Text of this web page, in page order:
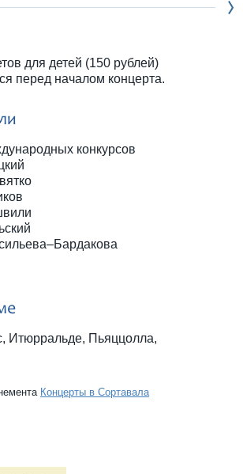
для детей (150 рублей)
перед началом концерта.
конкурсов
Итюрральде, Пьяццолла,
Концерты в Сортавала